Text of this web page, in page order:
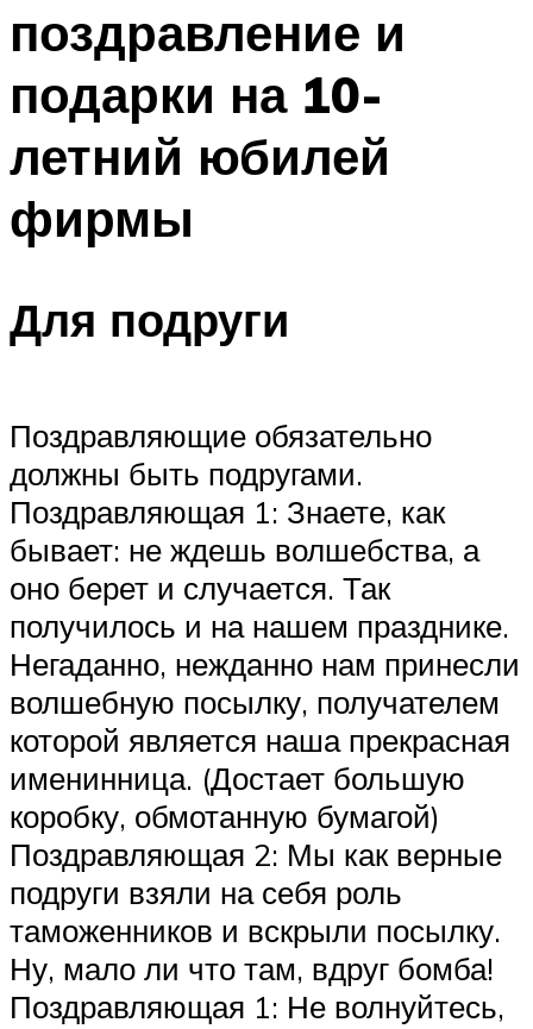
Меню
поздравление и
подарки на 10-
летний юбилей
фирмы
Для подруги
Поздравляющие обязательно
должны быть подругами.
Поздравляющая 1: Знаете, как
бывает: не ждешь волшебства, а
оно берет и случается. Так
получилось и на нашем празднике.
Негаданно, нежданно нам принесли
волшебную посылку, получателем
которой является наша прекрасная
именинница. (Достает большую
коробку, обмотанную бумагой)
Поздравляющая 2: Мы как верные
подруги взяли на себя роль
таможенников и вскрыли посылку.
Ну, мало ли что там, вдруг бомба!
Поздравляющая 1: Не волнуйтесь,